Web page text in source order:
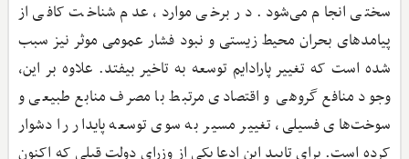
سختی انجام می‌شود. در برخی موارد، عدم شناخت کافی از
پیامدهای بحران محیط‌ زیستی و نبود فشار عمومی موثر نیز سبب
شده است که تغییر پارادایم توسعه به تاخیر بیفتد. علاوه بر این،
وجود منافع گروهی و اقتصادی مرتبط با مصرف منابع طبیعی و
سوخت‌های فسیلی، تغییر مسیر به سوی توسعه پایدار را دشوار
کرده است. برای تایید این ادعا یکی از وزرای دولت قبلی که اکنون